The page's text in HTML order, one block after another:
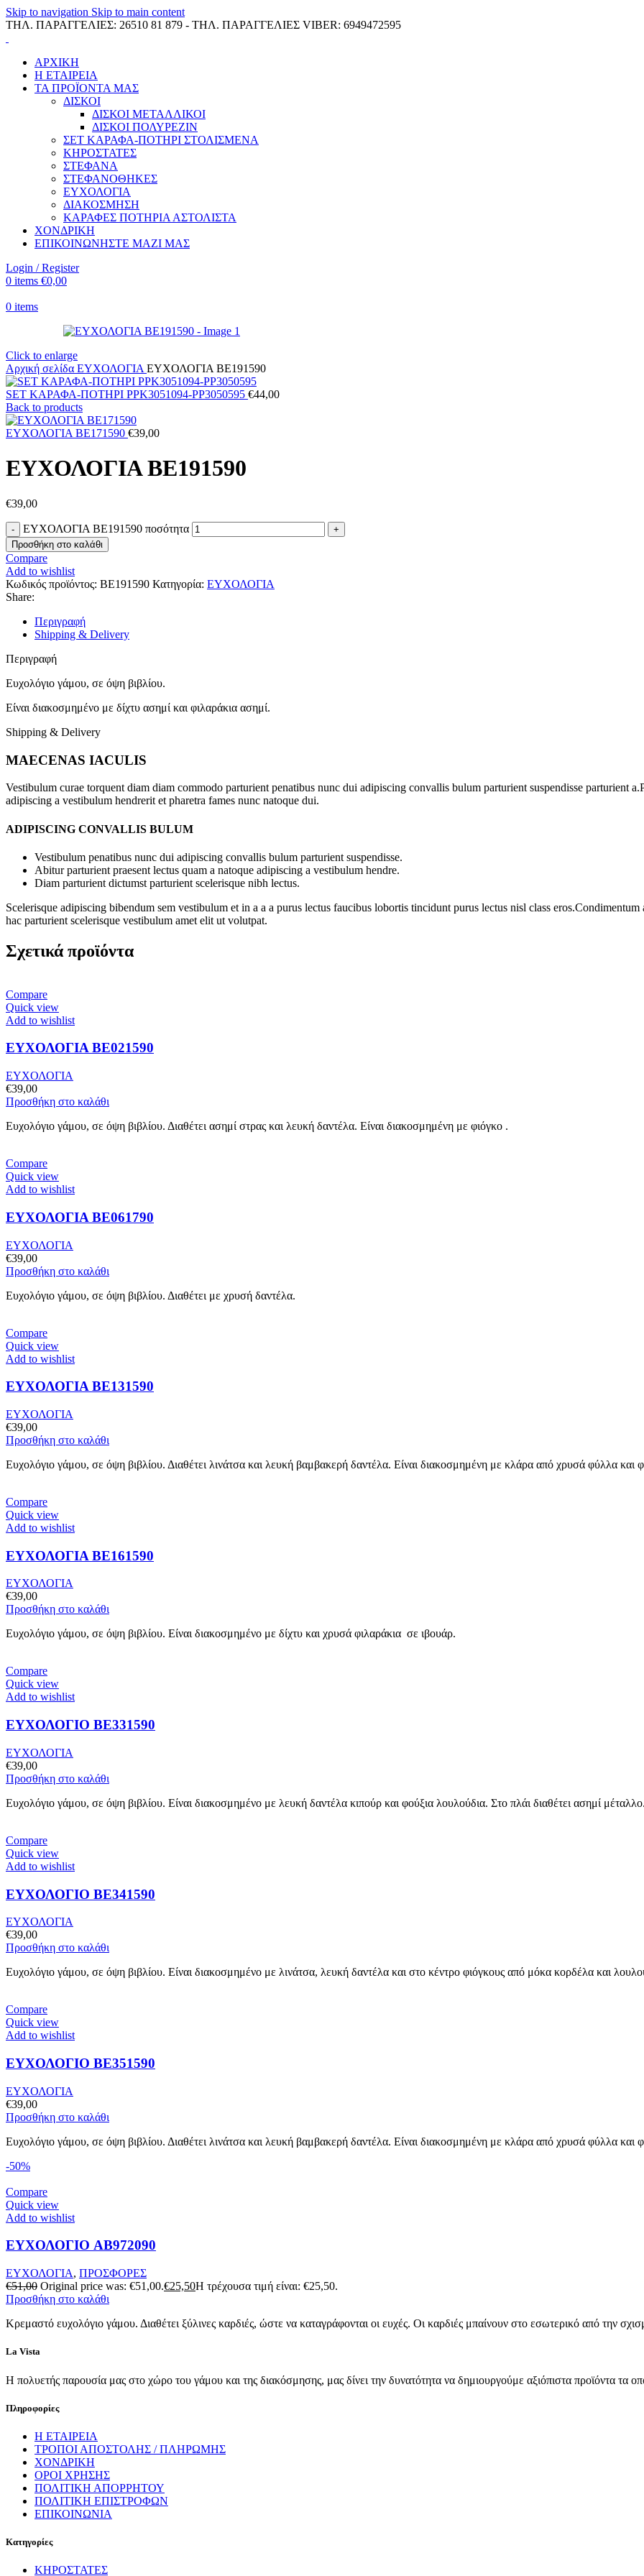
Skip to navigation Skip to main content
ΤΗΛ. ΠΑΡΑΓΓΕΛΙΕΣ: 26510 81 879 - ΤΗΛ. ΠΑΡΑΓΓΕΛΙΕΣ VIBER: 6949472595
ΑΡΧΙΚΗ
Η ΕΤΑΙΡΕΙΑ
ΤΑ ΠΡΟΪΟΝΤΑ ΜΑΣ
ΔΙΣΚΟΙ
ΔΙΣΚΟΙ ΜΕΤΑΛΛΙΚΟΙ
ΔΙΣΚΟΙ ΠΟΛΥΡΕΖΙΝ
ΣΕΤ ΚΑΡΑΦΑ-ΠΟΤΗΡΙ ΣΤΟΛΙΣΜΕΝΑ
ΚΗΡΟΣΤΑΤΕΣ
ΣΤΕΦΑΝΑ
ΣΤΕΦΑΝΟΘΗΚΕΣ
ΕΥΧΟΛΟΓΙΑ
ΔΙΑΚΟΣΜΗΣΗ
ΚΑΡΑΦΕΣ ΠΟΤΗΡΙΑ ΑΣΤΟΛΙΣΤΑ
ΧΟΝΔΡΙΚΗ
ΕΠΙΚΟΙΝΩΝΗΣΤΕ ΜΑΖΙ ΜΑΣ
Login / Register
0 items €0,00
0 items
Click to enlarge
Αρχική σελίδα ΕΥΧΟΛΟΓΙΑ ΕΥΧΟΛΟΓΙΑ BE191590
SET ΚΑΡΑΦΑ-ΠΟΤΗΡΙ PPK3051094-PP3050595 €44,00
Back to products
ΕΥΧΟΛΟΓΙΑ BE171590 €39,00
ΕΥΧΟΛΟΓΙΑ BE191590
€39,00
ΕΥΧΟΛΟΓΙΑ BE191590 ποσότητα
Προσθήκη στο καλάθι
Compare
Add to wishlist
Κωδικός προϊόντος: BE191590 Κατηγορία: ΕΥΧΟΛΟΓΙΑ
Share:
Περιγραφή
Shipping & Delivery
Περιγραφή
Ευχολόγιο γάμου, σε όψη βιβλίου.
Είναι διακοσμημένο με δίχτυ ασημί και φιλαράκια ασημί.
Shipping & Delivery
MAECENAS IACULIS
Vestibulum curae torquent diam diam commodo parturient penatibus nunc dui adipiscing convallis bulum parturient suspendisse parturient
adipiscing a vestibulum hendrerit et pharetra fames nunc natoque dui.
ADIPISCING CONVALLIS BULUM
Vestibulum penatibus nunc dui adipiscing convallis bulum parturient suspendisse.
Abitur parturient praesent lectus quam a natoque adipiscing a vestibulum hendre.
Diam parturient dictumst parturient scelerisque nibh lectus.
Scelerisque adipiscing bibendum sem vestibulum et in a a a purus lectus faucibus lobortis tincidunt purus lectus nisl class
hac parturient scelerisque vestibulum amet elit ut volutpat.
Σχετικά προϊόντα
Compare
Quick view
Add to wishlist
ΕΥΧΟΛΟΓΙΑ BE021590
ΕΥΧΟΛΟΓΙΑ
€39,00
Προσθήκη στο καλάθι
Ευχολόγιο γάμου, σε όψη βιβλίου. Διαθέτει ασημί στρας και λευκή δαντέλα. Είναι διακοσμημένη με φιόγκο .
Compare
Quick view
Add to wishlist
ΕΥΧΟΛΟΓΙΑ BE061790
ΕΥΧΟΛΟΓΙΑ
€39,00
Προσθήκη στο καλάθι
Ευχολόγιο γάμου, σε όψη βιβλίου. Διαθέτει με χρυσή δαντέλα.
Compare
Quick view
Add to wishlist
ΕΥΧΟΛΟΓΙΑ BE131590
ΕΥΧΟΛΟΓΙΑ
€39,00
Προσθήκη στο καλάθι
Ευχολόγιο γάμου, σε όψη βιβλίου. Διαθέτει λινάτσα και λευκή βαμβακερή δαντέλα. Είναι διακοσμημένη με κλάρα από χρυσά φύλλα και
Compare
Quick view
Add to wishlist
ΕΥΧΟΛΟΓΙΑ BE161590
ΕΥΧΟΛΟΓΙΑ
€39,00
Προσθήκη στο καλάθι
Ευχολόγιο γάμου, σε όψη βιβλίου. Είναι διακοσμημένο με δίχτυ και χρυσά φιλαράκια σε ιβουάρ.
Compare
Quick view
Add to wishlist
ΕΥΧΟΛΟΓΙΟ BE331590
ΕΥΧΟΛΟΓΙΑ
€39,00
Προσθήκη στο καλάθι
Ευχολόγιο γάμου, σε όψη βιβλίου. Είναι διακοσμημένο με λευκή δαντέλα κιπούρ και φούξια λουλούδια. Στο πλάι διαθέτει ασημί μέταλλο.
Compare
Quick view
Add to wishlist
ΕΥΧΟΛΟΓΙΟ BE341590
ΕΥΧΟΛΟΓΙΑ
€39,00
Προσθήκη στο καλάθι
Ευχολόγιο γάμου, σε όψη βιβλίου. Είναι διακοσμημένο με λινάτσα, λευκή δαντέλα και στο κέντρο φιόγκους από μόκα κορδέλα και
Compare
Quick view
Add to wishlist
ΕΥΧΟΛΟΓΙΟ BE351590
ΕΥΧΟΛΟΓΙΑ
€39,00
Προσθήκη στο καλάθι
Ευχολόγιο γάμου, σε όψη βιβλίου. Διαθέτει λινάτσα και λευκή βαμβακερή δαντέλα. Είναι διακοσμημένη με κλάρα από χρυσά φύλλα και
-50%
Compare
Quick view
Add to wishlist
ΕΥΧΟΛΟΓΙΟ AB972090
ΕΥΧΟΛΟΓΙΑ, ΠΡΟΣΦΟΡΕΣ
€51,00 Original price was: €51,00.€25,50Η τρέχουσα τιμή είναι: €25,50.
Προσθήκη στο καλάθι
Κρεμαστό ευχολόγιο γάμου. Διαθέτει ξύλινες καρδιές, ώστε να καταγράφονται οι ευχές. Οι καρδιές μπαίνουν στο εσωτερικό από την
La Vista
Η πολυετής παρουσία μας στο χώρο του γάμου και της διακόσμησης, μας δίνει την δυνατότητα να δημιουργούμε αξιόπιστα προϊόντα τα
Πληροφορίες
Η ΕΤΑΙΡΕΙΑ
ΤΡΟΠΟΙ ΑΠΟΣΤΟΛΗΣ / ΠΛΗΡΩΜΗΣ
ΧΟΝΔΡΙΚΗ
ΟΡΟΙ ΧΡΗΣΗΣ
ΠΟΛΙΤΙΚΗ ΑΠΟΡΡΗΤΟΥ
ΠΟΛΙΤΙΚΗ ΕΠΙΣΤΡΟΦΩΝ
ΕΠΙΚΟΙΝΩΝΙΑ
Κατηγορίες
ΚΗΡΟΣΤΑΤΕΣ